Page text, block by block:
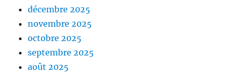
décembre 2025
novembre 2025
octobre 2025
septembre 2025
août 2025